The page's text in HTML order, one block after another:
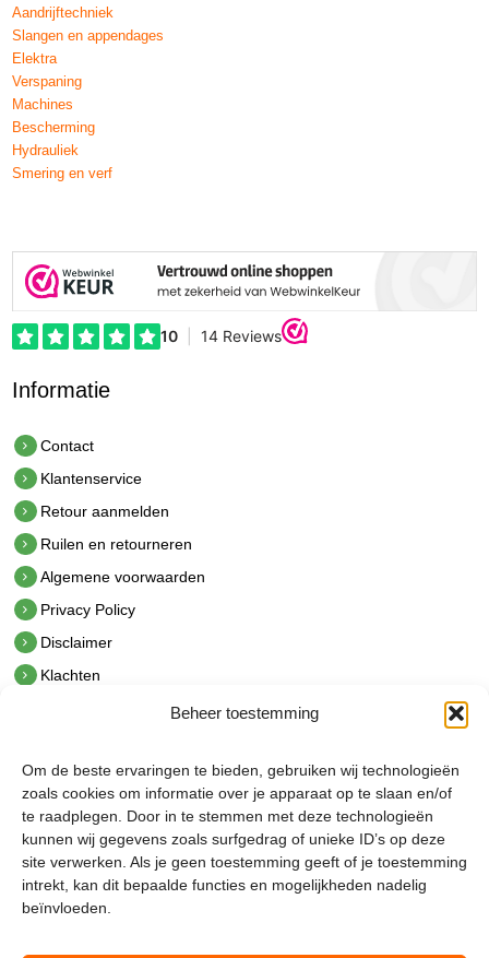
Beheer toestemming
Om de beste ervaringen te bieden, gebruiken wij technologieën
zoals cookies om informatie over je apparaat op te slaan en/of
te raadplegen. Door in te stemmen met deze technologieën
kunnen wij gegevens zoals surfgedrag of unieke ID’s op deze
site verwerken. Als je geen toestemming geeft of je toestemming
intrekt, kan dit bepaalde functies en mogelijkheden nadelig
beïnvloeden.
Aandrijftechniek
Slangen en appendages
Elektra
Verspaning
Machines
Bescherming
Hydrauliek
Smering en verf
Informatie
Contact
Klantenservice
Retour aanmelden
Ruilen en retourneren
Algemene voorwaarden
Privacy Policy
Disclaimer
Klachten
hetindustriehuis B.V.
De Hoek 1 1601 MR Enkhuizen
t.0228 53 00 40
e.info@hetindustriehuis.com
KVK 51483904
BTW NL850044522B01